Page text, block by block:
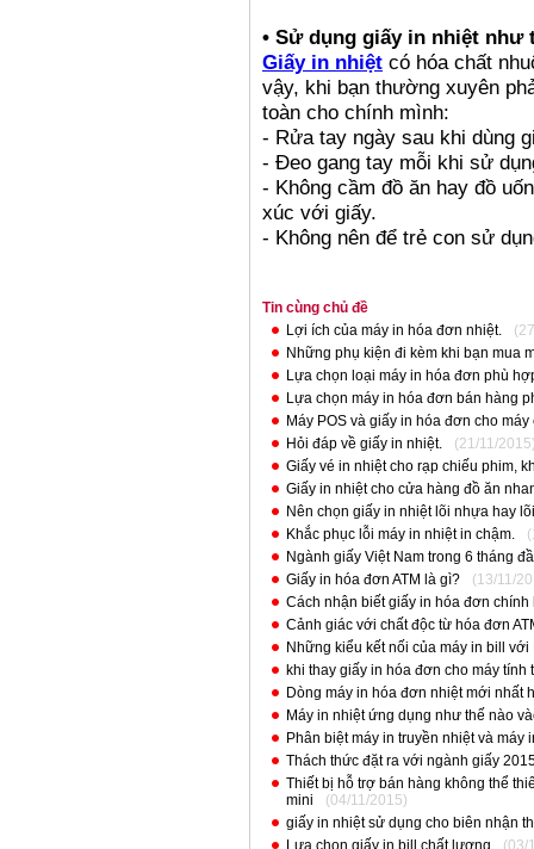
• Sử dụng giấy in nhiệt như
Giấy in nhiệt có hóa chất
vậy, khi bạn thường xuyên
toàn cho chính mình:
- Rửa tay ngày sau khi dùng
- Đeo gang tay mỗi khi sử
- Không cầm đồ ăn hay đồ
xúc với giấy.
- Không nên để trẻ con sử
Tin cùng chủ đề
Lợi ích của máy in hóa đơn nhiệt.
Những phụ kiện đi kèm khi bạn mua
Lựa chọn loại máy in hóa đơn phù
Lựa chọn máy in hóa đơn bán hàng
Máy POS và giấy in hóa đơn cho máy
Hỏi đáp về giấy in nhiệt.
(21/11/
Giấy vé in nhiệt cho rạp chiếu phim,
Giấy in nhiệt cho cửa hàng đồ ăn
Nên chọn giấy in nhiệt lõi nhựa hay
Khắc phục lỗi máy in nhiệt in chậm.
Ngành giấy Việt Nam trong 6 tháng
Giấy in hóa đơn ATM là gì?
(13/11/
Cách nhận biết giấy in hóa đơn chính
Cảnh giác với chất độc từ hóa đơn
Những kiểu kết nối của máy in bill với
khi thay giấy in hóa đơn cho máy
Dòng máy in hóa đơn nhiệt mới nhất
Máy in nhiệt ứng dụng như thế nào
Phân biệt máy in truyền nhiệt và máy
Thách thức đặt ra với ngành giấy
Thiết bị hỗ trợ bán hàng không thể
mini
(04/11/2015)
giấy in nhiệt sử dụng cho biên nhận
Lựa chọn giấy in bill chất lượng
(03/